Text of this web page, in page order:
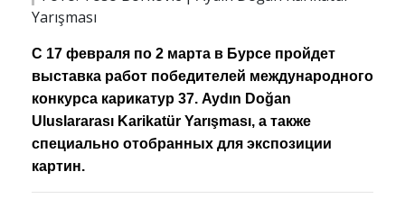
Yarışması
С 17 февраля по 2 марта в Бурсе пройдет
выставка работ победителей международного
конкурса карикатур 37. Aydın Doğan
Uluslararası Karikatür Yarışması, а также
специально отобранных для экспозиции
картин.